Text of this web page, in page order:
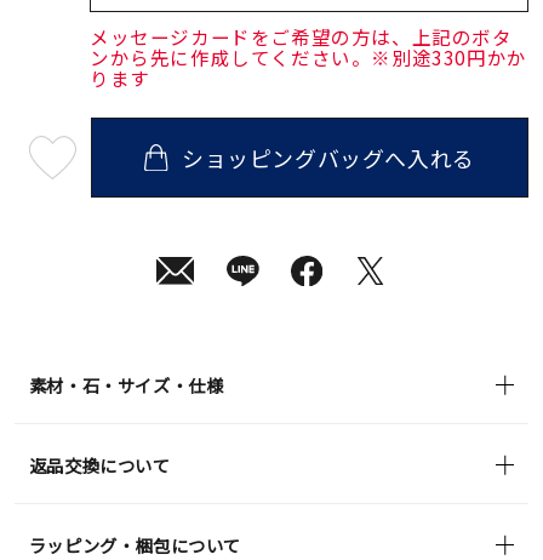
メッセージカードをご希望の方は、上記のボタ
ンから先に作成してください。※別途330円かか
ります
08
ショッピングバッグへ入れる
素材・石・サイズ・仕様
返品交換について
ラッピング・梱包について